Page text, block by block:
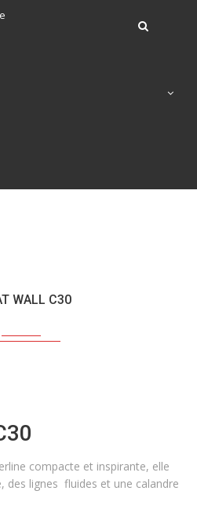
WALL C30
compacte et inspirante, elle
des lignes fluides et une calandre